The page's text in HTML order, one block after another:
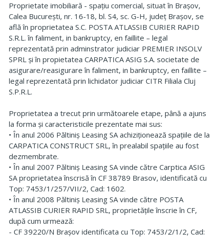
Proprietate imobiliară - spațiu comercial, situat în Brașov,
Calea București, nr. 16-18, bl. S4, sc. G-H, județ Brașov, se
află în proprietatea S.C. POSTA ATLASSIB CURIER RAPID
S.R.L. în faliment, in bankruptcy, en faillite – legal
reprezentată prin adminstrator judiciar PREMIER INSOLV
SPRL și în propietatea CARPATICA ASIG S.A. societate de
asigurare/reasigurare în faliment, in bankruptcy, en faillite –
legal reprezentată prin lichidator judiciar CITR Filiala Cluj
S.P.R.L.
Proprietatea a trecut prin următoarele etape, până a ajuns
la forma și caracteristicile prezentate mai sus:
• În anul 2006 Păltiniș Leasing SA achiziționează spațiile de la
CARPATICA CONSTRUCT SRL, în prealabil spațiile au fost
dezmembrate.
• În anul 2007 Păltiniș Leasing SA vinde către Carptica ASIG
SA proprietatea înscrisă în CF 38789 Brasov, identificată cu
Top: 7453/1/257/VII/2, Cad: 1602.
• În anul 2008 Păltiniș Leasing SA vinde către POSTA
ATLASSIB CURIER RAPID SRL, proprietățile înscrie în CF,
după cum urmează:
- CF 39220/N Brașov identificata cu Top: 7453/2/1/2, Cad: